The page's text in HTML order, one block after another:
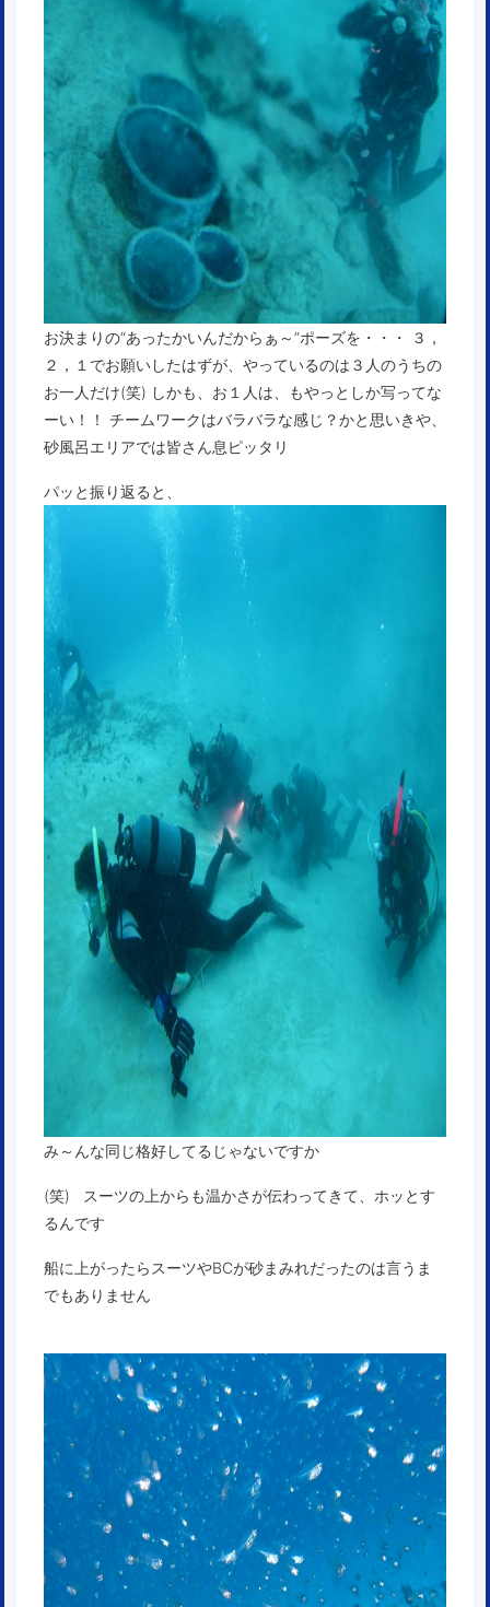
お決まりの“あったかいんだからぁ～”ポーズを・・・ ３，
２，１でお願いしたはずが、やっているのは３人のうちの
お一人だけ(笑) しかも、お１人は、もやっとしか写ってな
ーい！！ チームワークはバラバラな感じ？かと思いきや、
砂風呂エリアでは皆さん息ピッタリ
パッと振り返ると、
み～んな同じ格好してるじゃないですか
(笑) スーツの上からも温かさが伝わってきて、ホッとす
るんです
船に上がったらスーツやBCが砂まみれだったのは言うま
でもありません